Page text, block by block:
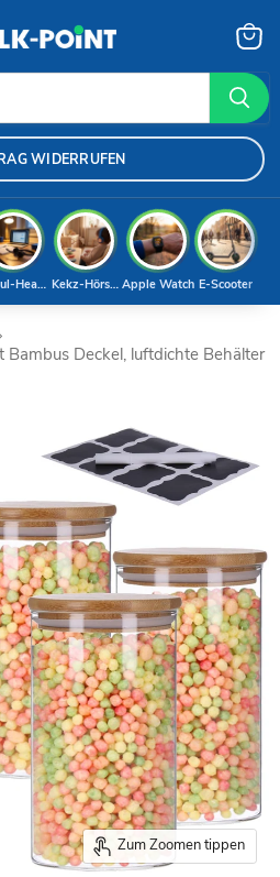
WIDERRUFEN
E-Scooter
Apple Watch
Kekz-Hörspiele
Headset
Bambus Deckel, luftdichte Behälter
Zum Zoomen tippen